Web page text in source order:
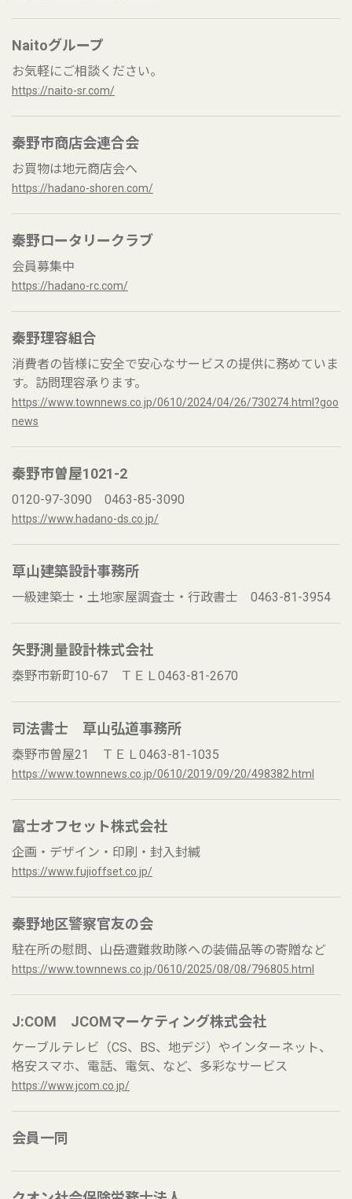
Naitoグループ
お気軽にご相談ください。
https://naito-sr.com/
秦野市商店会連合会
お買物は地元商店会へ
https://hadano-shoren.com/
秦野ロータリークラブ
会員募集中
https://hadano-rc.com/
秦野理容組合
消費者の皆様に安全で安心なサービスの提供に務めていま
す。訪問理容承ります。
https://www.townnews.co.jp/0610/2024/04/26/730274.html?goo
news
秦野市曽屋1021-2
0120-97-3090 0463-85-3090
https://www.hadano-ds.co.jp/
草山建築設計事務所
一級建築士・土地家屋調査士・行政書士 0463-81-3954
矢野測量設計株式会社
秦野市新町10-67 ＴＥＬ0463-81-2670
司法書士 草山弘道事務所
秦野市曽屋21 ＴＥＬ0463-81-1035
https://www.townnews.co.jp/0610/2019/09/20/498382.html
富士オフセット株式会社
企画・デザイン・印刷・封入封緘
https://www.fujioffset.co.jp/
秦野地区警察官友の会
駐在所の慰問、山岳遭難救助隊への装備品等の寄贈など
https://www.townnews.co.jp/0610/2025/08/08/796805.html
J:COM JCOMマーケティング​株式会社
ケーブルテレビ（CS、BS、地デジ）やインターネット、
格安スマホ、電話、電気、など、多彩なサービス
https://www.jcom.co.jp/
会員一同